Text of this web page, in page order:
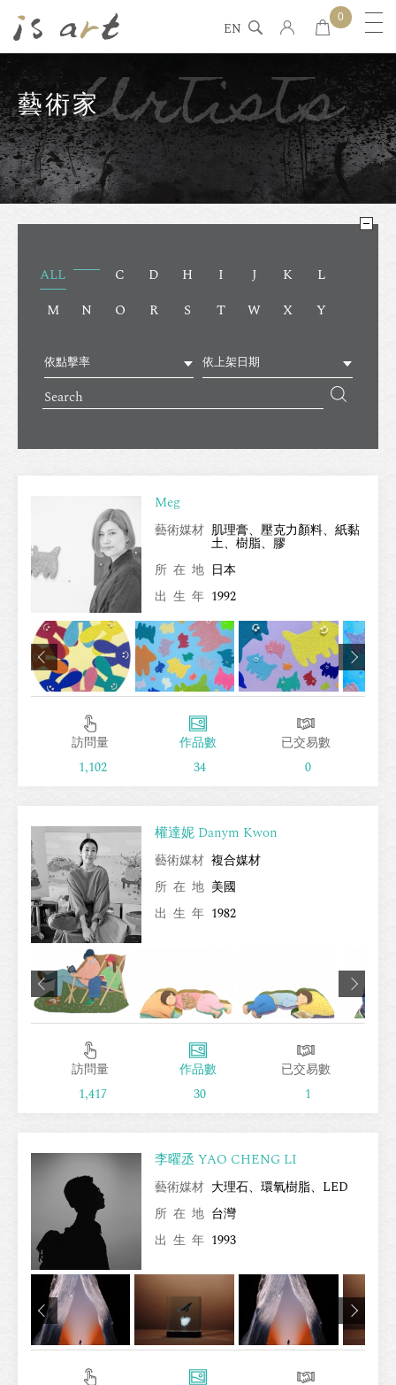
EN
0
藝術家Artists
ALL C D H I J K
L
M
N O R S T W X Y
依點擊率 依上架日期
Meg
藝術媒材 肌理膏、壓克力顏料、紙黏
土、樹脂、膠
所在地 日本
出生年 1992
訪問量
1,102
作品數
34
已交易數
0
權達妮 Danym Kwon
藝術媒材 複合媒材
所在地 美國
出生年 1982
訪問量
1,417
作品數
30
已交易數
1
李曜丞 YAO CHENG LI
藝術媒材 大理石、環氧樹脂、LED
所在地 台灣
出生年 1993